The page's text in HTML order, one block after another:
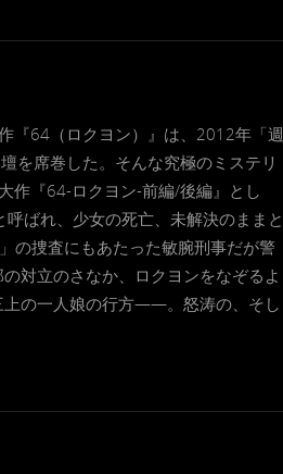
『64（ロクヨン）』は、2012年「週
を席巻した。そんな究極のミステリ
作『64-ロクヨン-前編/後編』とし
ばれ、少女の死亡、未解決のままと
の捜査にもあたった敏腕刑事だが警
対立のさなか、ロクヨンをなぞるよ
上の一人娘の行方——。怒涛の、そし